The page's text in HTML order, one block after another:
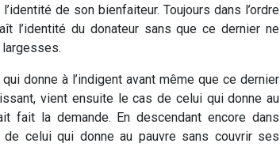
de son bienfaiteur. Toujours dans l’ordre
l’identité du donateur sans que ce dernier ne
donne à l’indigent avant même que ce dernier
vient ensuite le cas de celui qui donne au
fait la demande. En descendant encore dans
celui qui donne au pauvre sans couvrir ses